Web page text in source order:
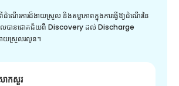
រការដ៏ងាយស្រួល និងតម្លាភាពក្នុងការធ្វើឱ្យដំណើរនៃ
ទួលបានជោគជ័យពី Discovery ដល់ Discharge
ាយស្រួលរលូន។
ាកសួរ